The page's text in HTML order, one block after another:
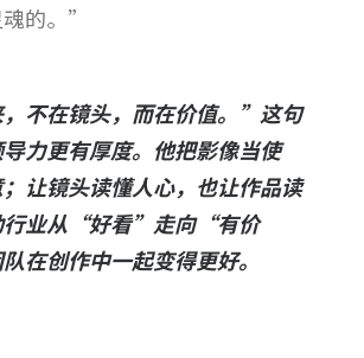
的。”
不在镜头，而在价值。 ” 这句
力更有厚度。他把影像当使
让镜头读懂人心，也让作品读
业从 “好看” 走向“有价
在创作中一起变得更好。